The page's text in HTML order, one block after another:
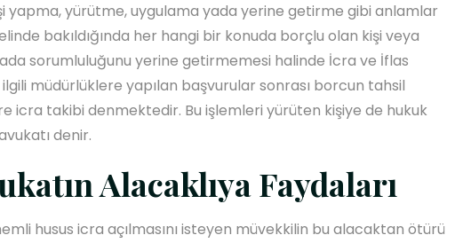
yapma, yürütme, uygulama yada yerine getirme gibi anlamlar
bakıldığında her hangi bir konuda borçlu olan kişi veya
sorumluluğunu yerine getirmemesi halinde İcra ve İflas
müdürlüklere yapılan başvurular sonrası borcun tahsil
icra takibi denmektedir. Bu işlemleri yürüten kişiye de hukuk
denir.
Alacaklıya Faydaları
husus icra açılmasını isteyen müvekkilin bu alacaktan ötürü